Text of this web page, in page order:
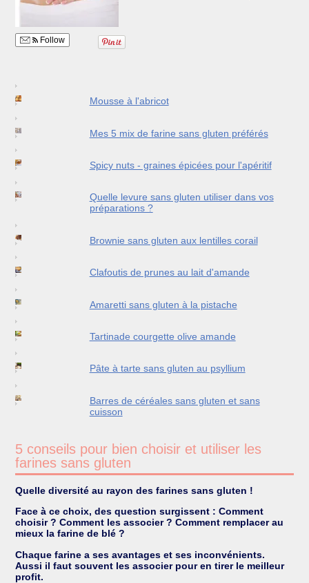
Follow
Mousse à l'abricot
Mes 5 mix de farine sans gluten préférés
Spicy nuts - graines épicées pour l'apéritif
Quelle levure sans gluten utiliser dans vos
préparations ?
Brownie sans gluten aux lentilles corail
Clafoutis de prunes au lait d'amande
Amaretti sans gluten à la pistache
Tartinade courgette olive amande
Pâte à tarte sans gluten au psyllium
Barres de céréales sans gluten et sans
cuisson
5 conseils pour bien choisir et utiliser les
farines sans gluten
Quelle diversité au rayon des farines sans gluten !
Face à ce choix, des question surgissent : Comment
choisir ? Comment les associer ? Comment remplacer au
mieux la farine de blé ?
Chaque farine a ses avantages et ses inconvénients.
Aussi il faut souvent les associer pour en tirer le meilleur
profit.